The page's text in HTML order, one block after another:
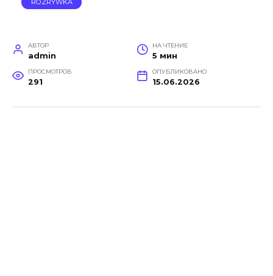
ROZRYWKA
АВТОР
admin
НА ЧТЕНИЕ
5 мин
ПРОСМОТРОВ
291
ОПУБЛИКОВАНО
15.06.2026